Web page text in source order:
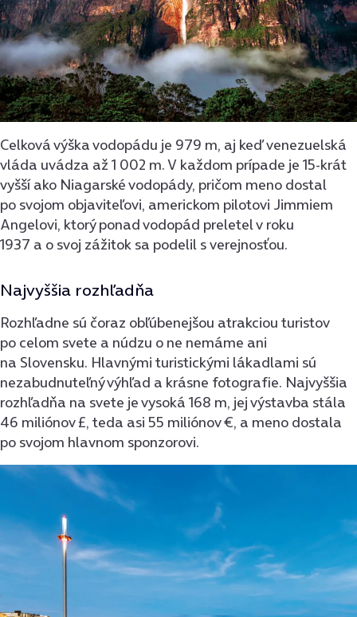
Celková výška vodopádu je 979 m, aj keď venezuelská
vláda uvádza až 1 002 m. V každom prípade je 15-krát
vyšší ako Niagarské vodopády, pričom meno dostal
po svojom objaviteľovi, americkom pilotovi Jimmiem
Angelovi, ktorý ponad vodopád preletel v roku
1937 a o svoj zážitok sa podelil s verejnosťou.
Najvyššia rozhľadňa
Rozhľadne sú čoraz obľúbenejšou atrakciou turistov
po celom svete a núdzu o ne nemáme ani
na Slovensku. Hlavnými turistickými lákadlami sú
nezabudnuteľný výhľad a krásne fotografie. Najvyššia
rozhľadňa na svete je vysoká 168 m, jej výstavba stála
46 miliónov £, teda asi 55 miliónov €, a meno dostala
po svojom hlavnom sponzorovi.